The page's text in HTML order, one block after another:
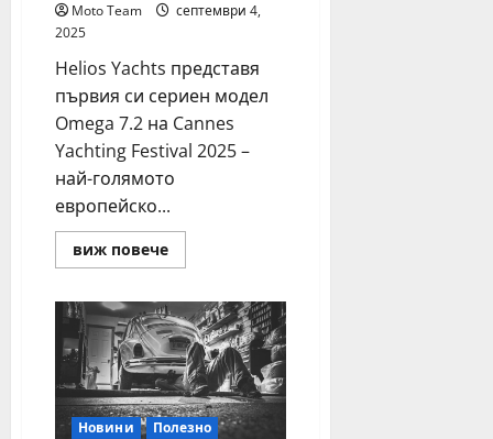
Moto Team
септември 4,
2025
Helios Yachts представя
първия си сериен модел
Omega 7.2 на Cannes
Yachting Festival 2025 –
най-голямото
европейско...
виж повечеRead
more
серийна
българска
електрическа
яхта
с
премиера
в
Кан
Новини Полезно